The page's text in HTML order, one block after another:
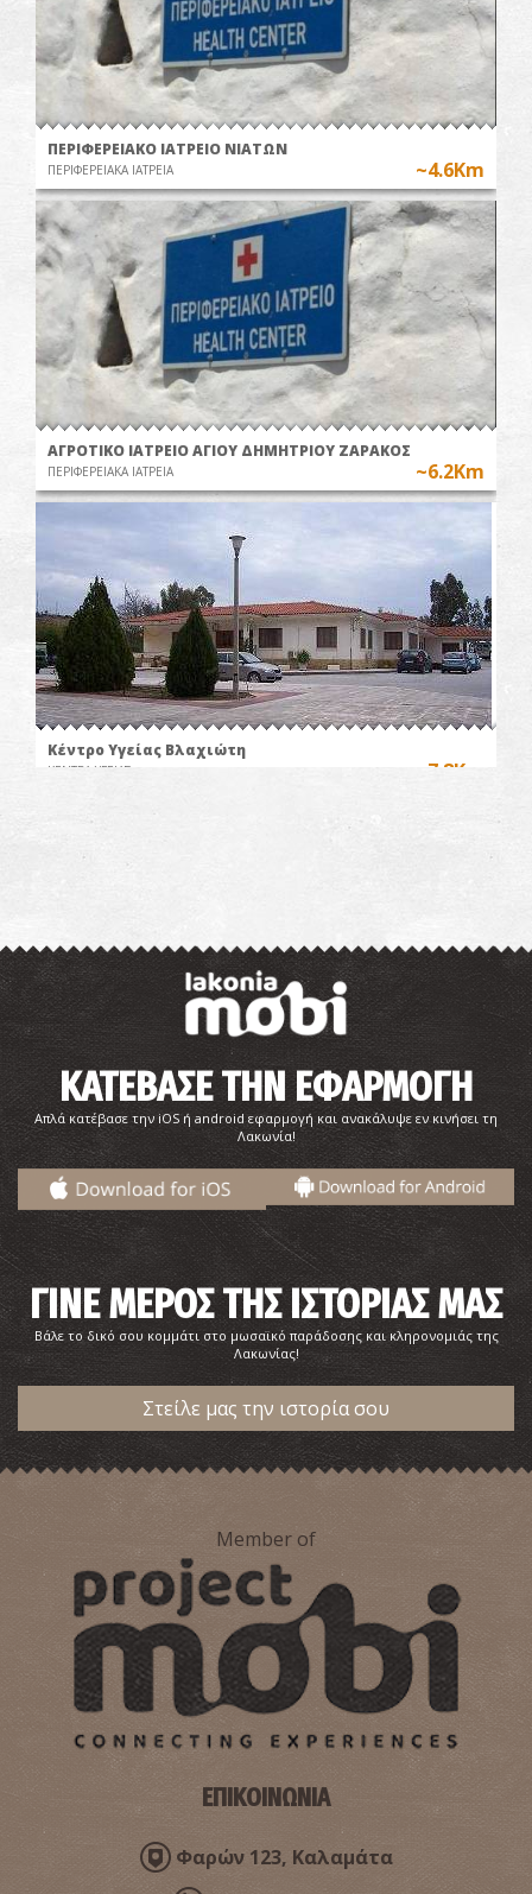
ΠΕΡΙΦΕΡΕΙΑΚΟ ΙΑΤΡΕΙΟ ΝΙΑΤΩΝ
ΠΕΡΙΦΕΡΕΙΑΚΑ ΙΑΤΡΕΙΑ ~4.6Km
ΑΓΡΟΤΙΚΟ ΙΑΤΡΕΙΟ ΑΓΙΟΥ ΔΗΜΗΤΡΙΟΥ ΖΑΡΑΚΟΣ
ΠΕΡΙΦΕΡΕΙΑΚΑ ΙΑΤΡΕΙΑ ~6.2Km
Κέντρο Υγείας Βλαχιώτη
ΚΕΝΤΡΑ ΥΓΕΙΑΣ ~7.8Km
ΚΑΤΕΒΑΣΕ ΤΗΝ ΕΦΑΡΜΟΓΗ
Απλά κατέβασε την iOS ή android εφαρμογή και ανακάλυψε εν κινήσει τη
Λακωνία!
ΓΙΝΕ ΜΕΡΟΣ ΤΗΣ ΙΣΤΟΡΙΑΣ ΜΑΣ
Βάλε το δικό σου κομμάτι στο μωσαϊκό παράδοσης και κληρονομιάς της
Λακωνίας!
Στείλε μας την ιστορία σου
Member of
ΕΠΙΚΟΙΝΩΝΙΑ
Φαρών 123, Καλαμάτα